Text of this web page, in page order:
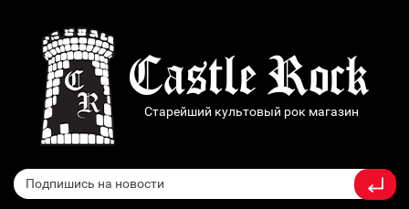
Старейший культовый рок магазин